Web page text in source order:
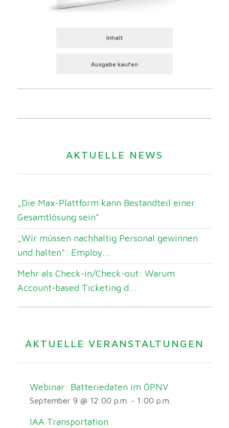
Inhalt
Ausgabe kaufen
AKTUELLE NEWS
„Die Max-Plattform kann Bestandteil einer
Gesamtlösung sein“
„Wir müssen nachhaltig Personal gewinnen
und halten“: Employ...
Mehr als Check-in/Check-out: Warum
Account-based Ticketing d...
AKTUELLE VERANSTALTUNGEN
Webinar: Batteriedaten im ÖPNV
September 9 @ 12:00 p.m. - 1:00 p.m.
IAA Transportation